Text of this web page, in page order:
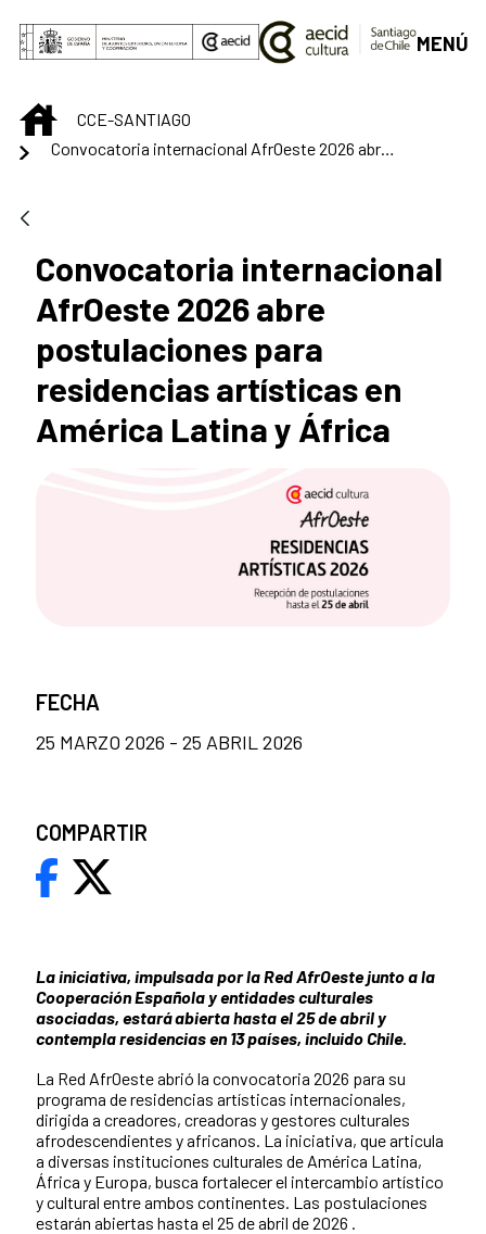
Saltar al contenido principal
MENÚ
INICIOCCE-SANTIAGO
Convocatoria internacional AfrOeste 2026 abre postulaciones para residencias artísticas en América Latina y África
Convocatoria internacional
AfrOeste 2026 abre
postulaciones para
residencias artísticas en
América Latina y África
La iniciativa, impulsada por la Red AfrOeste junto a la
Cooperación Española y entidades culturales
asociadas, estará abierta hasta el 25 de abril y
contempla residencias en 13 países, incluido Chile.
La Red AfrOeste abrió la convocatoria 2026 para su
programa de residencias artísticas internacionales,
dirigida a creadores, creadoras y gestores culturales
afrodescendientes y africanos. La iniciativa, que articula
a diversas instituciones culturales de América Latina,
África y Europa, busca fortalecer el intercambio artístico
y cultural entre ambos continentes. Las postulaciones
estarán abiertas hasta el 25 de abril de 2026 .
FECHA
25 MARZO 2026 - 25 ABRIL 2026
COMPARTIR